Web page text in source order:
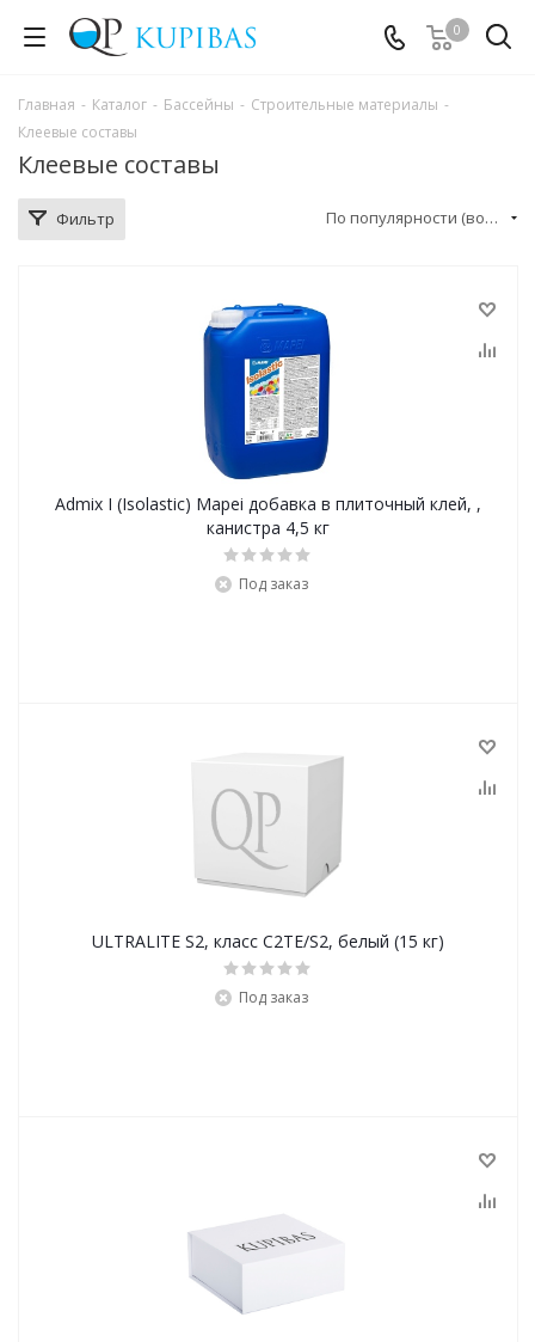
0
Главная - Каталог - Бассейны - Строительные материалы -
Клеевые составы
Клеевые составы
Фильтр По популярности (возрастание)
Admix I (Isolastic) Mapei добавка в плиточный клей, ,
канистра 4,5 кг
Под заказ
ULTRALITE S2, класс С2ТЕ/S2, белый (15 кг)
Под заказ